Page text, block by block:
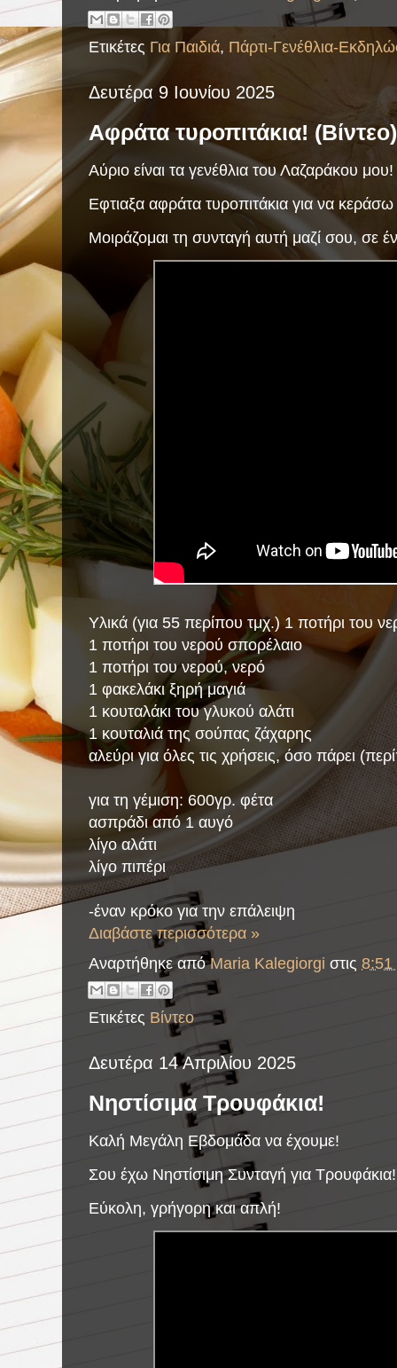
Ετικέτες Για Παιδιά, Πάρτι-Γενέθλια-
Δευτέρα 9 Ιουνίου 2025
Αφράτα τυροπιτάκια! (Βίντεο)
Αύριο είναι τα γενέθλια του Λαζαράκου μου!
Εφτιαξα αφράτα τυροπιτάκια για να
Μοιράζομαι τη συνταγή αυτή μαζί σου, σε
Υλικά (για 55 περίπου τμχ.) 1 ποτήρι του
1 ποτήρι του νερού σπορέλαιο
1 ποτήρι του νερού, νερό
1 φακελάκι ξηρή μαγιά
1 κουταλάκι του γλυκού αλάτι
1 κουταλιά της σούπας ζάχαρης
αλεύρι για όλες τις χρήσεις, όσο πάρει
για τη γέμιση: 600γρ. φέτα
ασπράδι από 1 αυγό
λίγο αλάτι
λίγο πιπέρι
-έναν κρόκο για την επάλειψη
Διαβάστε περισσότερα »
Αναρτήθηκε απόMaria Kalegiorgi στις 8:51
Ετικέτες Βίντεο
Δευτέρα 14 Απριλίου 2025
Νηστίσιμα Τρουφάκια!
Καλή Μεγάλη Εβδομάδα να έχουμε!
Σου έχω Νηστίσιμη Συνταγή για Τρουφάκια!
Εύκολη, γρήγορη και απλή!